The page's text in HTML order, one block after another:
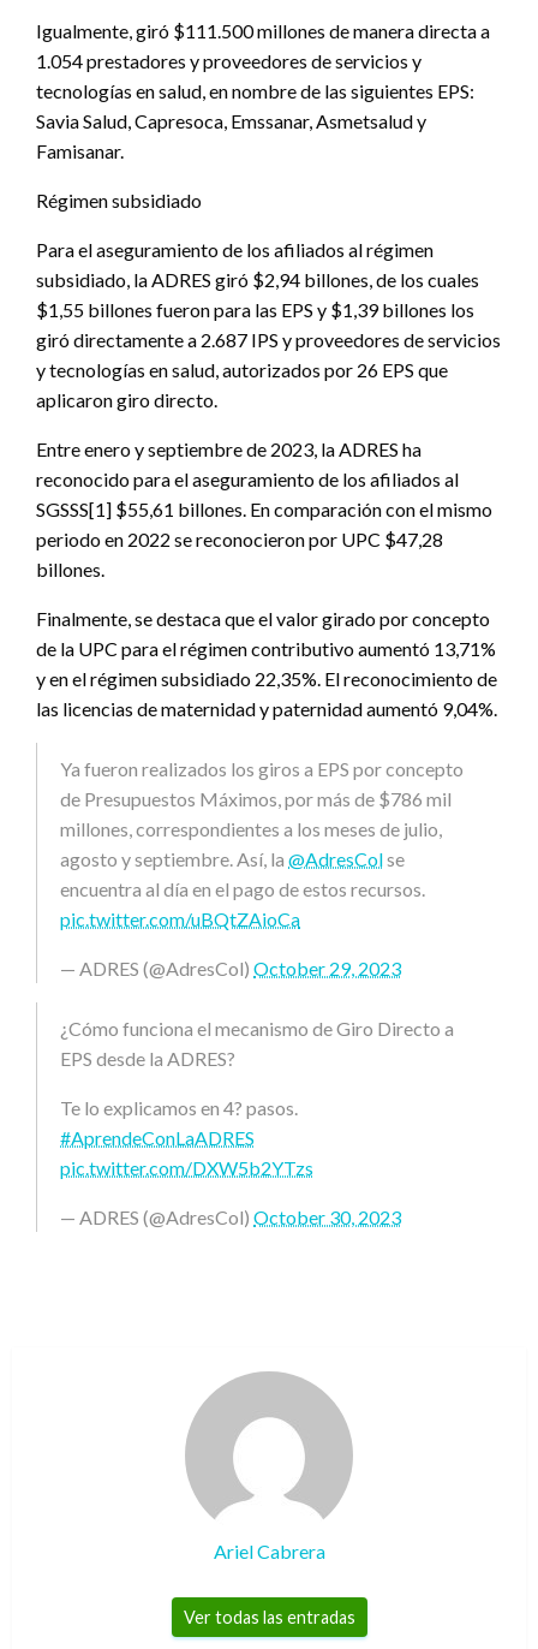
Igualmente, giró $111.500 millones de manera directa a
1.054 prestadores y proveedores de servicios y
tecnologías en salud, en nombre de las siguientes EPS:
Savia Salud, Capresoca, Emssanar, Asmetsalud y
Famisanar.
Régimen subsidiado
Para el aseguramiento de los afiliados al régimen
subsidiado, la ADRES giró $2,94 billones, de los cuales
$1,55 billones fueron para las EPS y $1,39 billones los
giró directamente a 2.687 IPS y proveedores de servicios
y tecnologías en salud, autorizados por 26 EPS que
aplicaron giro directo.
Entre enero y septiembre de 2023, la ADRES ha
reconocido para el aseguramiento de los afiliados al
SGSSS[1] $55,61 billones. En comparación con el mismo
periodo en 2022 se reconocieron por UPC $47,28
billones.
Finalmente, se destaca que el valor girado por concepto
de la UPC para el régimen contributivo aumentó 13,71%
y en el régimen subsidiado 22,35%. El reconocimiento de
las licencias de maternidad y paternidad aumentó 9,04%.
Ya fueron realizados los giros a EPS por concepto
de Presupuestos Máximos, por más de $786 mil
millones, correspondientes a los meses de julio,
agosto y septiembre. Así, la @AdresColse
encuentra al día en el pago de estos recursos.
pic.twitter.com/uBQtZAioCa
— ADRES (@AdresCol) October 29, 2023
¿Cómo funciona el mecanismo de Giro Directo a
EPS desde la ADRES?
Te lo explicamos en 4? pasos.
#AprendeConLaADRES
pic.twitter.com/DXW5b2YTzs
— ADRES (@AdresCol) October 30, 2023
Ariel Cabrera
Ver todas las entradas